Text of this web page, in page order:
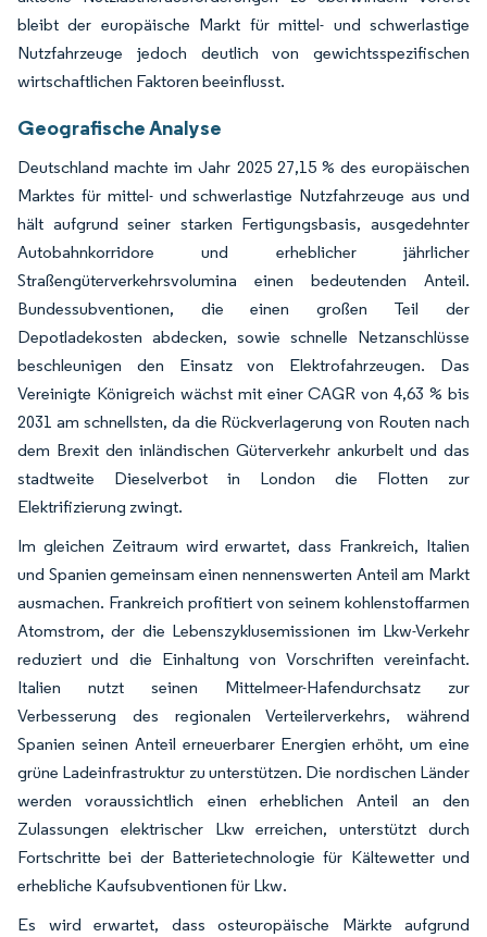
bleibt der europäische Markt für mittel- und schwerlastige
Nutzfahrzeuge jedoch deutlich von gewichtsspezifischen
wirtschaftlichen Faktoren beeinflusst.
Geografische Analyse
Deutschland machte im Jahr 2025 27,15 % des europäischen
Marktes für mittel- und schwerlastige Nutzfahrzeuge aus und
hält aufgrund seiner starken Fertigungsbasis, ausgedehnter
Autobahnkorridore und erheblicher jährlicher
Straßengüterverkehrsvolumina einen bedeutenden Anteil.
Bundessubventionen, die einen großen Teil der
Depotladekosten abdecken, sowie schnelle Netzanschlüsse
beschleunigen den Einsatz von Elektrofahrzeugen. Das
Vereinigte Königreich wächst mit einer CAGR von 4,63 % bis
2031 am schnellsten, da die Rückverlagerung von Routen nach
dem Brexit den inländischen Güterverkehr ankurbelt und das
stadtweite Dieselverbot in London die Flotten zur
Elektrifizierung zwingt.
Im gleichen Zeitraum wird erwartet, dass Frankreich, Italien
und Spanien gemeinsam einen nennenswerten Anteil am Markt
ausmachen. Frankreich profitiert von seinem kohlenstoffarmen
Atomstrom, der die Lebenszyklusemissionen im Lkw-Verkehr
reduziert und die Einhaltung von Vorschriften vereinfacht.
Italien nutzt seinen Mittelmeer-Hafendurchsatz zur
Verbesserung des regionalen Verteilerverkehrs, während
Spanien seinen Anteil erneuerbarer Energien erhöht, um eine
grüne Ladeinfrastruktur zu unterstützen. Die nordischen Länder
werden voraussichtlich einen erheblichen Anteil an den
Zulassungen elektrischer Lkw erreichen, unterstützt durch
Fortschritte bei der Batterietechnologie für Kältewetter und
erhebliche Kaufsubventionen für Lkw.
Es wird erwartet, dass osteuropäische Märkte aufgrund